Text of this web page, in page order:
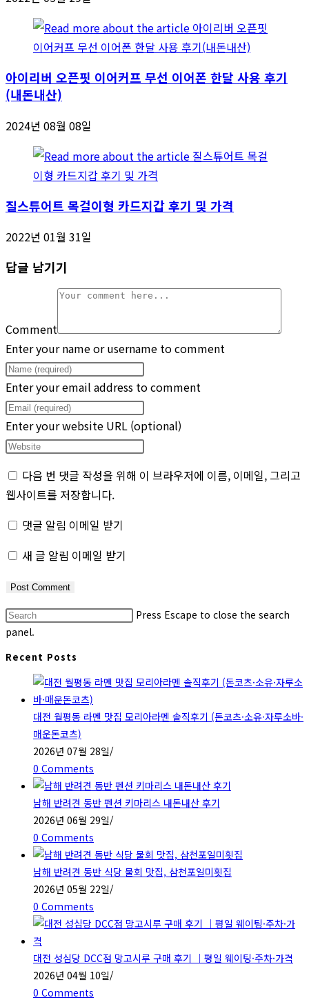
아이리버 오픈핏 이어커프 무선 이어폰 한달 사용 후기
(내돈내산)
2024년 08월 08일
질스튜어트 목걸이형 카드지갑 후기 및 가격
2022년 01월 31일
답글 남기기
Comment
Enter your name or username to comment
Enter your email address to comment
Enter your website URL (optional)
다음 번 댓글 작성을 위해 이 브라우저에 이름, 이메일, 그리고
웹사이트를 저장합니다.
댓글 알림 이메일 받기
새 글 알림 이메일 받기
Press Escape to close the search
panel.
Recent Posts
대전 월평동 라멘 맛집 모리아라멘 솔직후기 (돈코츠·소유·자루소바·
매운돈코츠)
2026년 07월 28일/
0 Comments
남해 반려견 동반 펜션 키마리스 내돈내산 후기
2026년 06월 29일/
0 Comments
남해 반려견 동반 식당 물회 맛집, 삼천포일미횟집
2026년 05월 22일/
0 Comments
대전 성심당 DCC점 망고시루 구매 후기 ｜평일 웨이팅·주차·가격
2026년 04월 10일/
0 Comments